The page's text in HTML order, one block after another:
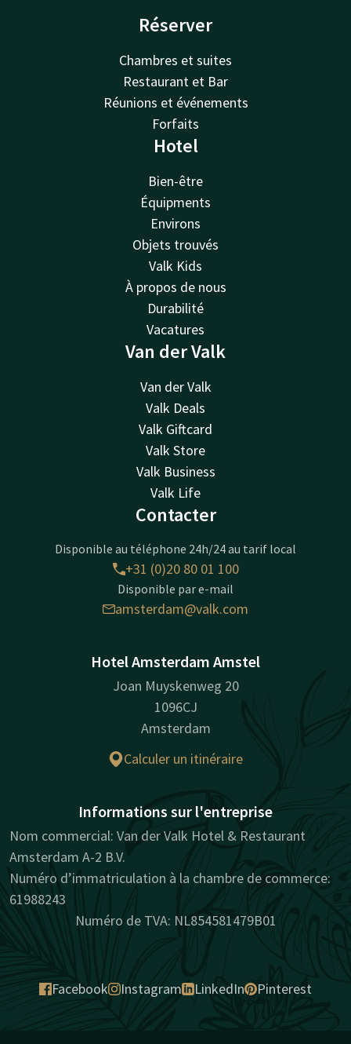
Réserver
Chambres et suites
Restaurant et Bar
Réunions et événements
Forfaits
Hotel
Bien-être
Équipments
Environs
Objets trouvés
Valk Kids
À propos de nous
Durabilité
Vacatures
Van der Valk
Van der Valk
Valk Deals
Valk Giftcard
Valk Store
Valk Business
Valk Life
Contacter
Disponible au téléphone 24h/24 au tarif local
+31 (0)20 80 01 100
Disponible par e-mail
amsterdam@valk.com
Hotel Amsterdam Amstel
Joan Muyskenweg 20
1096CJ
Amsterdam
Calculer un itinéraire
Informations sur l'entreprise
Nom commercial: Van der Valk Hotel & Restaurant
Amsterdam A-2 B.V.
Numéro d’immatriculation à la chambre de commerce:
61988243
Numéro de TVA: NL854581479B01
Facebook Instagram LinkedIn Pinterest